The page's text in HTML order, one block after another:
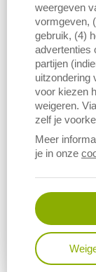
bedrijfstype met
dit voor de
vergoeding voor
het
essentie statisch,
met het
De rechtstreekse
(melkvee en / of
steunpercentage
van een
Een belangrijk
is afkomstig van
varkenshouderij
weinig of geen
bedrijfstypes
weergeven
vormgeven,
gebruik, (4)
advertenties
partijen
uitzondering
voor kiezen
weigeren.
zelf je
Meer
je in onze